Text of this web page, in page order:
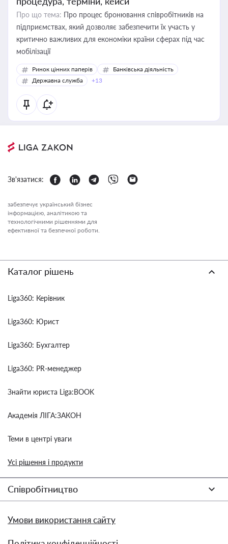
Про що тема: Про процес бронювання співробітників на
підприємствах, який дозволяє забезпечити їх участь у
критично важливих для економіки країни сферах під час
мобілізації
Ринок цінних паперів
Банківська діяльність
Державна служба
+13
Зв'язатися:
забезпечує український бізнес
інформацією, аналітикою та
технологічними рішеннями для
ефективної та безпечної роботи.
Каталог рішень
Liga360: Керівник
Liga360: Юрист
Liga360: Бухгалтер
Liga360: PR-менеджер
Знайти юриста Liga:BOOK
Академія ЛІГА:ЗАКОН
Теми в центрі уваги
Усі рішення і продукти
Співробітництво
Умови використання сайту